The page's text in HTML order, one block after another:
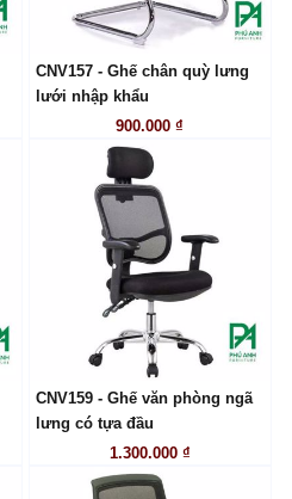
LIÊN HỆ
CNV157 - Ghế chân quỳ lưng
lưới nhập khẩu
900.000 ₫
LIÊN HỆ
CNV159 - Ghế văn phòng ngã
lưng có tựa đầu
1.300.000 ₫